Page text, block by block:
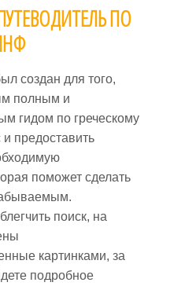
производство
парка
Каретта
места
побережье
и Остров
Острова
и север
ПО
создан для того,
полным и
гидом по греческому
и предоставить
поможет сделать
поиск, на
картинками, за
подробное